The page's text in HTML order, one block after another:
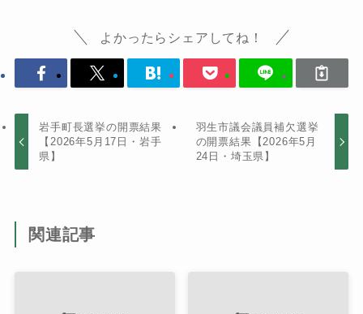
よかったらシェアしてね！
岩手町長選挙の開票結果
【2026年5月17日・岩手
県】
羽生市議会議員補欠選挙
の開票結果【2026年5月
24日・埼玉県】
関連記事